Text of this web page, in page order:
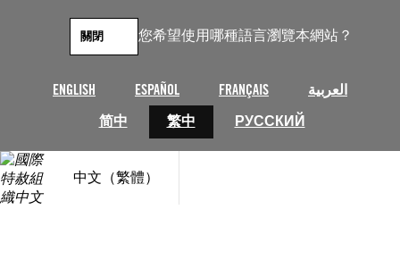
您希望使用哪種語言瀏覽本網站？
ENGLISH ESPAÑOL FRANÇAIS
العربية
简中
繁中 РУССКИЙ
關閉
中文（繁體）